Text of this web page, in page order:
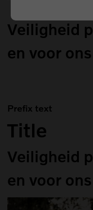
Veiligheid
en voor ons
Prefix text
Title
Veiligheid
en voor ons